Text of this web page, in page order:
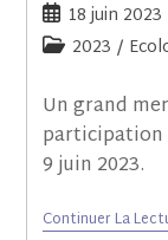
18 juin 2023
2023 /
Un grand
participation
9 juin 2023.
Continuer La